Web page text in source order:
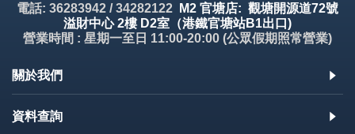
電話: 36283942 / 34282122
M2 官塘店: 觀塘開源道72號
溢財中心 2樓 D2室（港鐵官塘站B1出口)
營業時間 : 星期一至日 11:00-20:00 (公眾假期照常營業)
關於我們
資料查詢